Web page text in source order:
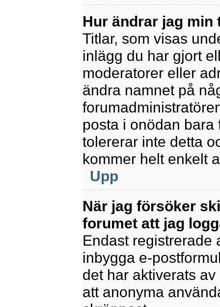
Hur ändrar jag min
Titlar, som visas
inlägg du har gjort
moderatorer eller
ändra namnet på
posta i onödan bara
tolererar inte detta
kommer helt enkelt
Upp
När jag försöker
forumet att jag
Endast registrerade
inbygga e-
det har aktiverats
att anonyma